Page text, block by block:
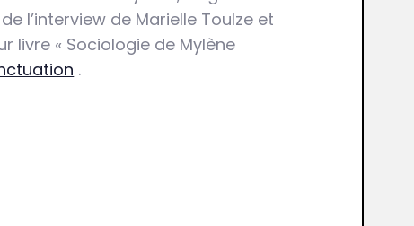
l’interview de Marielle Toulze et
livre « Sociologie de Mylène
.